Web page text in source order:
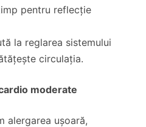
pentru reflecție
la reglarea sistemului
circulația.
moderate
alergarea ușoară,